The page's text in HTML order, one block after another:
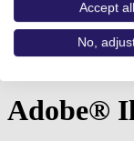
Home
Aus- und
Adobe®
Accept all
No,